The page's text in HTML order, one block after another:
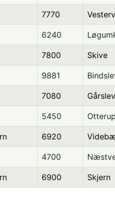
7770
6240
7800 Skive
9881
7080 Gårslev
5450 Otterup
6920
4700
6900 Skjern